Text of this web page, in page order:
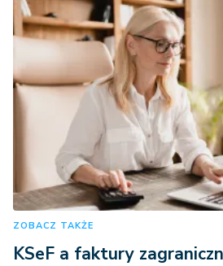
ZOBACZ TAKŻE
KSeF a faktury